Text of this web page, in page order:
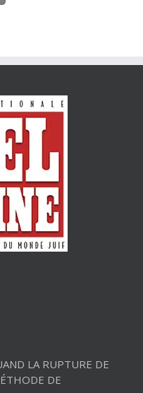
LA RUPTURE DE
DE